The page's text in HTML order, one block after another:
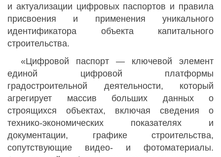
и актуализации цифровых паспортов и правила
присвоения и применения уникального
идентификатора объекта капитального
строительства.
«Цифровой паспорт — ключевой элемент
единой цифровой платформы
градостроительной деятельности, который
агрегирует массив больших данных о
строящихся объектах, включая сведения о
технико-экономических показателях и
документации, графике строительства,
сопутствующие видео- и фотоматериалы.